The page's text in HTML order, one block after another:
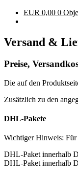
EUR 0,00 0
Versand &
Preise,
Die auf den
Zusätzlich zu den
DHL-Pakete
Wichtiger Hinweis: Für
DHL-Paket innerhalb
DHL-Paket innerhalb